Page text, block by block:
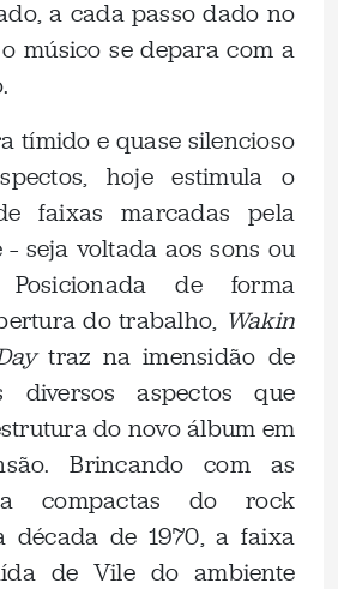
a cada passo dado no
músico se depara com a
tímido e quase silencioso
hoje estimula o
faixas marcadas pela
seja voltada aos sons ou
de forma
do trabalho, Wakin
traz na imensidão de
diversos aspectos que
do novo álbum em
Brincando com as
compactas do rock
década de 1970, a faixa
de Vile do ambiente